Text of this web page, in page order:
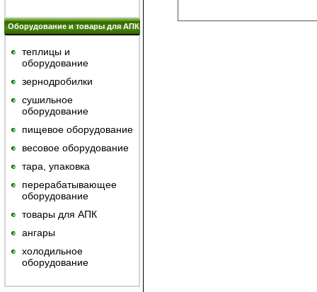
Оборудование и товары для АПК
теплицы и
оборудование
зернодробилки
сушильное
оборудование
пищевое оборудование
весовое оборудование
тара, упаковка
перерабатывающее
оборудование
товары для АПК
ангары
холодильное
оборудование